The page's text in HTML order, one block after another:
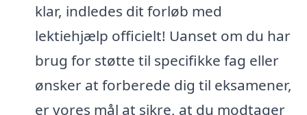
klar, indledes dit forløb med
lektiehjælp officielt! Uanset om du har
brug for støtte til specifikke fag eller
ønsker at forberede dig til eksamener,
er vores mål at sikre, at du modtager